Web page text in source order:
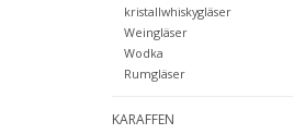
kristallwhiskygläser
Weingläser
Wodka
Rumgläser
KARAFFEN